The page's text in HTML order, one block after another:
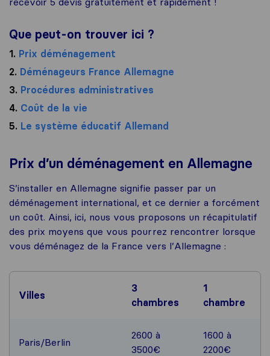
Que peut-on trouver ici ?
1. Prix déménagement
2. Déménageurs France Allemagne
3. Procédures administratives
4. Coût de la vie
5. Le système éducatif Allemand
Prix d’un déménagement en Allemagne
S’installer en Allemagne signifie passer par un
déménagement international, et ce dernier a forcément
un coût. Ainsi, ici, nous vous proposons un récapitulatif
des prix moyens que vous pourrez rencontrer lorsque
vous déménagez de la France vers l’Allemagne :
Villes
3
chambres
1
chambre
Paris/Berlin
2600 à
3500€
1600 à
2200€